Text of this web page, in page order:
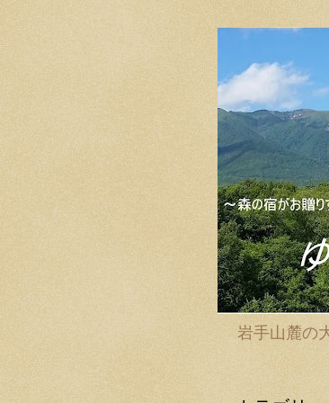
岩手山麓の